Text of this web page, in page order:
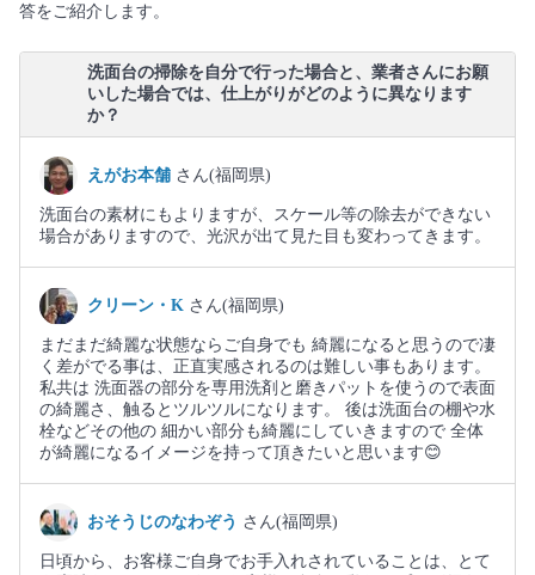
答をご紹介します。
洗面台の掃除を自分で行った場合と、業者さんにお願
いした場合では、仕上がりがどのように異なります
か？
えがお本舗 さん(福岡県)
洗面台の素材にもよりますが、スケール等の除去ができない
場合がありますので、光沢が出て見た目も変わってきます。
クリーン・K さん(福岡県)
まだまだ綺麗な状態ならご自身でも 綺麗になると思うので凄
く差がでる事は、正直実感されるのは難しい事もあります。
私共は 洗面器の部分を専用洗剤と磨きパットを使うので表面
の綺麗さ、触るとツルツルになります。 後は洗面台の棚や水
栓などその他の 細かい部分も綺麗にしていきますので 全体
が綺麗になるイメージを持って頂きたいと思います😊
おそうじのなわぞう さん(福岡県)
日頃から、お客様ご自身でお手入れされていることは、とて